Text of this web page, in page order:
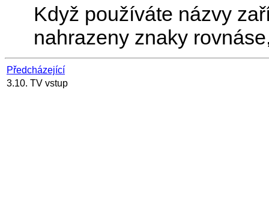
Když používáte názvy
nahrazeny znaky
Předcházející
3.10. TV vstup